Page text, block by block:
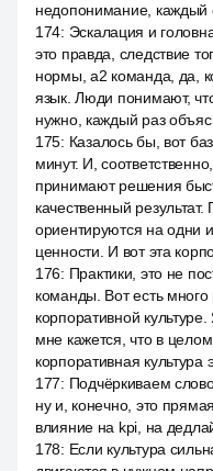
недопонимание, каждый
174: Эскалация и
это правда, следствие
нормы, a2 команда, да,
язык. Люди понимают,
нужно, каждый раз
175: Казалось бы, вот
минут. И,
принимают решения
качественный
ориентируются на одни
ценности. И вот эта
176: Практики, это не
команды. Вот есть
корпоративной
мне кажется, что в
корпоративная
177: Подчёркиваем
ну и, конечно, это
влияние на kpi, на
178: Если культура